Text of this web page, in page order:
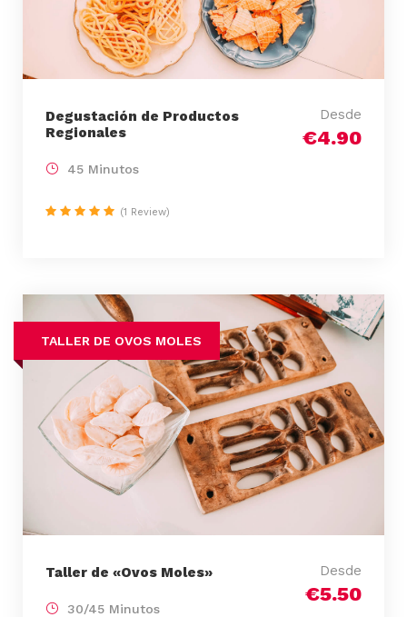
Degustación de Productos
Regionales
Desde
€4.90
45 Minutos
(1 Review)
TALLER DE OVOS MOLES
Taller de «Ovos Moles» Desde
€5.50
30/45 Minutos